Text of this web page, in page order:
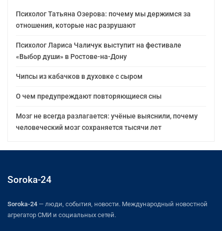
Психолог Татьяна Озерова: почему мы держимся за
отношения, которые нас разрушают
Психолог Лариса Чаличук выступит на фестивале
«Выбор души» в Ростове-на-Дону
Чипсы из кабачков в духовке с сыром
О чем предупреждают повторяющиеся сны
Мозг не всегда разлагается: учёные выяснили, почему
человеческий мозг сохраняется тысячи лет
Soroka-24
Soroka-24 — люди, события, новости. Международный новостной
агрегатор СМИ и социальных сетей.